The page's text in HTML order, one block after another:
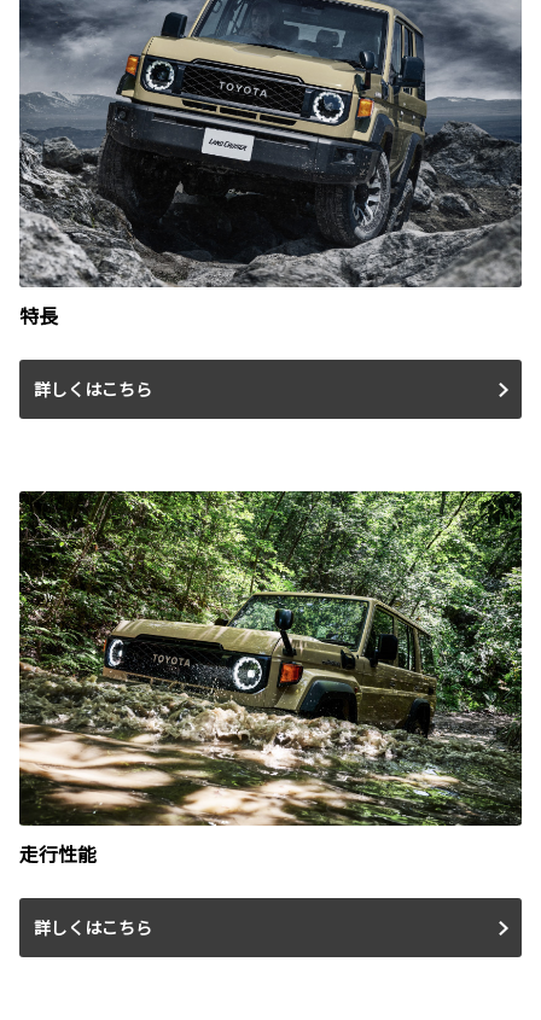
特長
詳しくはこちら
走行性能
詳しくはこちら